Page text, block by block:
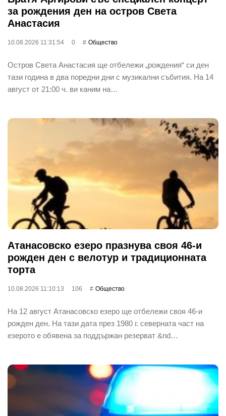
за рождения ден на остров Света
Анастасия
10.08.2026 11:31:54 0 Общество
Остров Света Анастасия ще отбележи „рождения“ си ден
тази година в два поредни дни с музикални събития. На 14
август от 21:00 ч. ви каним на…
Атанасовско езеро празнува своя 46-и
рожден ден с велотур и традиционната
торта
10.08.2026 11:10:13 106 Общество
На 12 август Атанасовско езеро ще отбележи своя 46-и
рожден ден. На тази дата през 1980 г. северната част на
езерото е обявена за поддържан резерват &nd…